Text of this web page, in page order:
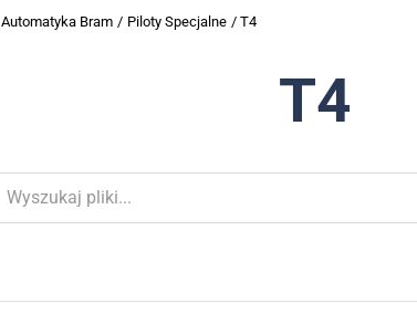
Automatyka Bram / Piloty Specjalne / T4
T4